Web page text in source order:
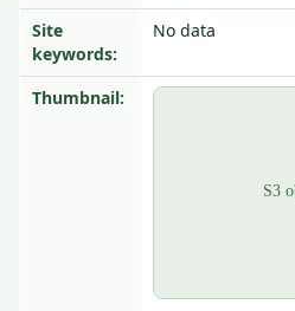
Site
keywords:
No data
Thumbnail: